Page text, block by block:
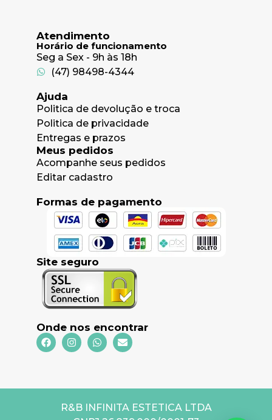
Atendimento
Horário de funcionamento
Seg a Sex - 9h às 18h
(47) 98498-4344
Ajuda
Politica de devolução e troca
Politica de privacidade
Entregas e prazos
Meus pedidos
Acompanhe seus pedidos
Editar cadastro
Formas de pagamento
Site seguro
Onde nos encontrar
R&B INFINITA ESTETICA LTDA